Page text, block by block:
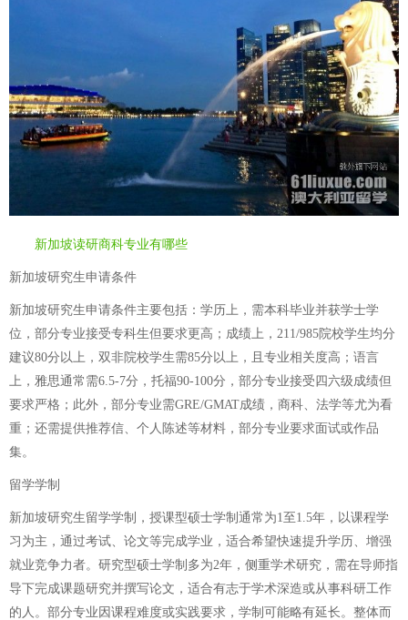
新加坡读研商科专业有哪些
新加坡研究生申请条件
新加坡研究生申请条件主要包括：学历上，需本科毕业并获学士学
位，部分专业接受专科生但要求更高；成绩上，211/985院校学生均分
建议80分以上，双非院校学生需85分以上，且专业相关度高；语言
上，雅思通常需6.5-7分，托福90-100分，部分专业接受四六级成绩但
要求严格；此外，部分专业需GRE/GMAT成绩，商科、法学等尤为看
重；还需提供推荐信、个人陈述等材料，部分专业要求面试或作品
集。
留学学制
新加坡研究生留学学制，授课型硕士学制通常为1至1.5年，以课程学
习为主，通过考试、论文等完成学业，适合希望快速提升学历、增强
就业竞争力者。研究型硕士学制多为2年，侧重学术研究，需在导师指
导下完成课题研究并撰写论文，适合有志于学术深造或从事科研工作
的人。部分专业因课程难度或实践要求，学制可能略有延长。整体而